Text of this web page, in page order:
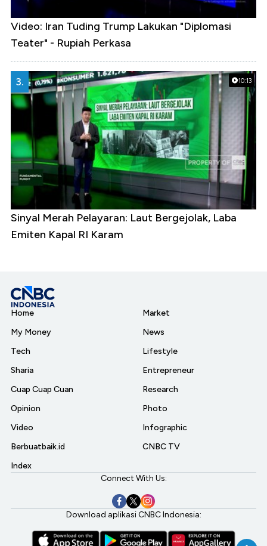
Video: Iran Tuding Trump Lakukan "Diplomasi
Teater" - Rupiah Perkasa
10:13
3.
Sinyal Merah Pelayaran: Laut Bergejolak, Laba
Emiten Kapal RI Karam
Home
My Money
Tech
Sharia
Cuap Cuap Cuan
Opinion
Video
Berbuatbaik.id
Index
Market
News
Lifestyle
Entrepreneur
Research
Photo
Infographic
CNBC TV
Connect With Us:
Download aplikasi CNBC Indonesia: